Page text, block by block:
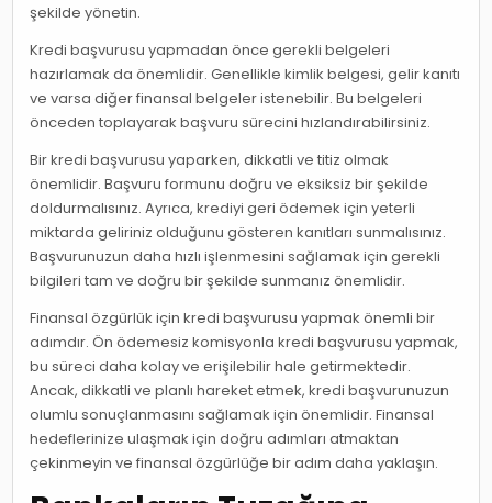
şekilde yönetin.
Kredi başvurusu yapmadan önce gerekli belgeleri
hazırlamak da önemlidir. Genellikle kimlik belgesi, gelir kanıtı
ve varsa diğer finansal belgeler istenebilir. Bu belgeleri
önceden toplayarak başvuru sürecini hızlandırabilirsiniz.
Bir kredi başvurusu yaparken, dikkatli ve titiz olmak
önemlidir. Başvuru formunu doğru ve eksiksiz bir şekilde
doldurmalısınız. Ayrıca, krediyi geri ödemek için yeterli
miktarda geliriniz olduğunu gösteren kanıtları sunmalısınız.
Başvurunuzun daha hızlı işlenmesini sağlamak için gerekli
bilgileri tam ve doğru bir şekilde sunmanız önemlidir.
Finansal özgürlük için kredi başvurusu yapmak önemli bir
adımdır. Ön ödemesiz komisyonla kredi başvurusu yapmak,
bu süreci daha kolay ve erişilebilir hale getirmektedir.
Ancak, dikkatli ve planlı hareket etmek, kredi başvurunuzun
olumlu sonuçlanmasını sağlamak için önemlidir. Finansal
hedeflerinize ulaşmak için doğru adımları atmaktan
çekinmeyin ve finansal özgürlüğe bir adım daha yaklaşın.